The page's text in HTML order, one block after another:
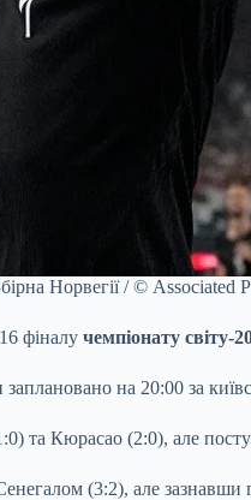
Норвегії / © Associated
фіналу чемпіонату світу-
на 20:00 за
та Кюрасао (2:0), але
(3:2), але зазнавши